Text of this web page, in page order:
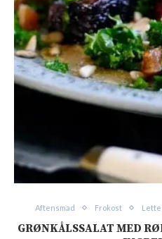
Aftensmad Frokost
GRØNKÅLSSALAT MED